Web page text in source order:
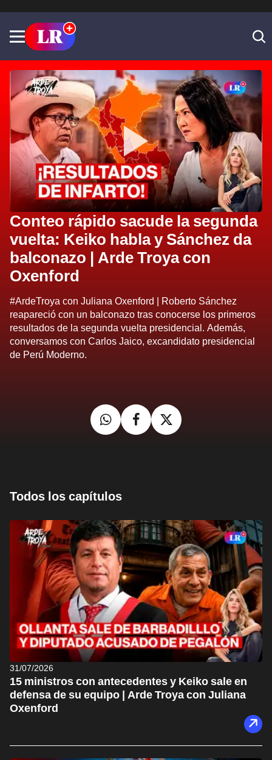
Conteo rápido sacude la segunda
vuelta: Keiko habla y Sánchez da
balconazo | Arde Troya con
Oxenford
#ArdeTroya con Juliana Oxenford | Roberto Sánchez
reapareció con un balconazo tras conocerse los primeros
resultados de la segunda vuelta presidencial. Además,
conversamos con Carlos Jaico, excandidato presidencial
de Perú Moderno.
Todos los capítulos
31/07/2026
15 ministros con antecedentes y Keiko sale en
defensa de su equipo | Arde Troya con Juliana
Oxenford